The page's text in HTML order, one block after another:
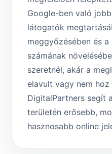
Google-ben való
látogatók
meggyőzésében és
számának
szeretnél, akár a
elavult vagy nem
DigitalPartners segít
területén erősebb,
hasznosabb online